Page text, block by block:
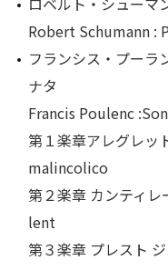
Robert Schumann :
フランシス・プーラ
ナタ
Francis Poulenc
第１楽章アレグレ
malincolico
第２楽章 カンティレ
lent
第３楽章 プレスト